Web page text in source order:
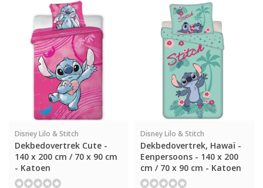
Disney Lilo & Stitch
Dekbedovertrek Cute -
140 x 200 cm / 70 x 90 cm
- Katoen
Disney Lilo & Stitch
Dekbedovertrek, Hawaï -
Eenpersoons - 140 x 200
cm / 70 x 90 cm - Katoen